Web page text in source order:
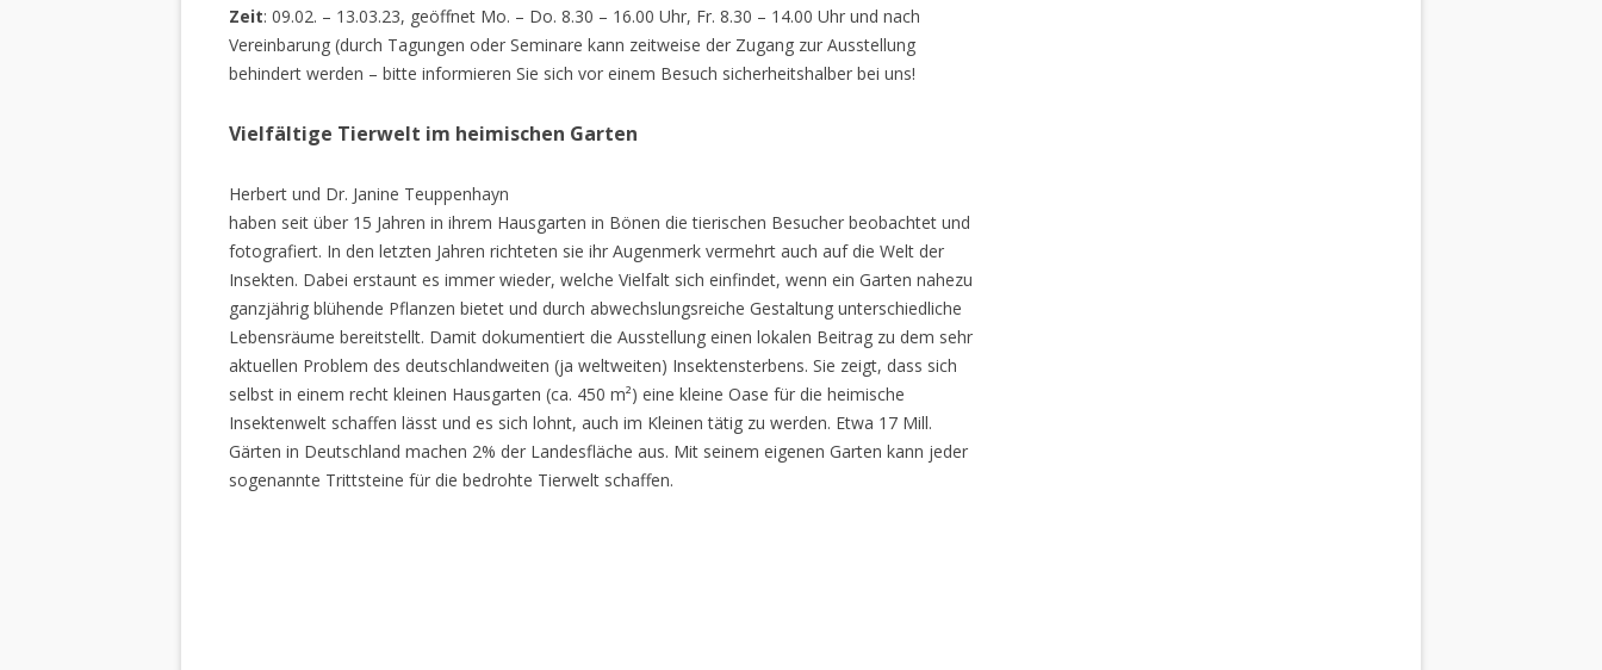
Zeit: 09.02. – 13.03.23, geöffnet Mo. – Do. 8.30 – 16.00 Uhr, Fr. 8.30 – 14.00 Uhr und nach
Vereinbarung (durch Tagungen oder Seminare kann zeitweise der Zugang zur Ausstellung
behindert werden – bitte informieren Sie sich vor einem Besuch sicherheitshalber bei uns!
Vielfältige Tierwelt im heimischen Garten
Herbert und Dr. Janine Teuppenhayn
haben seit über 15 Jahren in ihrem Hausgarten in Bönen die tierischen Besucher beobachtet und
fotografiert. In den letzten Jahren richteten sie ihr Augenmerk vermehrt auch auf die Welt der
Insekten. Dabei erstaunt es immer wieder, welche Vielfalt sich einfindet, wenn ein Garten nahezu
ganzjährig blühende Pflanzen bietet und durch abwechslungsreiche Gestaltung unterschiedliche
Lebensräume bereitstellt. Damit dokumentiert die Ausstellung einen lokalen Beitrag zu dem sehr
aktuellen Problem des deutschlandweiten (ja weltweiten) Insektensterbens. Sie zeigt, dass sich
selbst in einem recht kleinen Hausgarten (ca. 450 m²) eine kleine Oase für die heimische
Insektenwelt schaffen lässt und es sich lohnt, auch im Kleinen tätig zu werden. Etwa 17 Mill.
Gärten in Deutschland machen 2% der Landesfläche aus. Mit seinem eigenen Garten kann jeder
sogenannte Trittsteine für die bedrohte Tierwelt schaffen.